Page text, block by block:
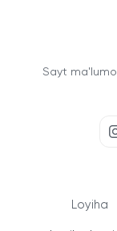
Sayt
Loyiha